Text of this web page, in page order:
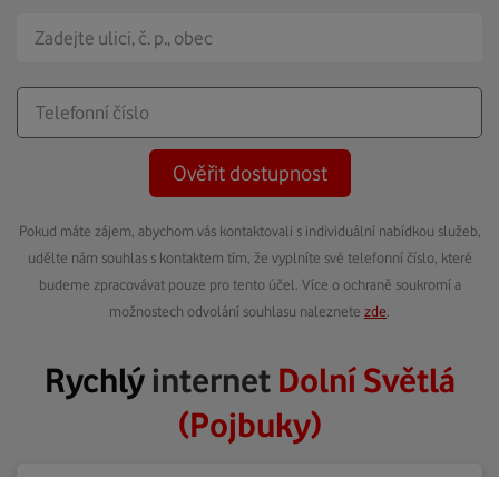
Ověřit dostupnost
Pokud máte zájem, abychom vás kontaktovali s individuální nabídkou služeb,
udělte nám souhlas s kontaktem tím, že vyplníte své telefonní číslo, které
budeme zpracovávat pouze pro tento účel. Více o ochraně soukromí a
možnostech odvolání souhlasu naleznete zde
Rychlýinternet Dolní Světlá
(Pojbuky)